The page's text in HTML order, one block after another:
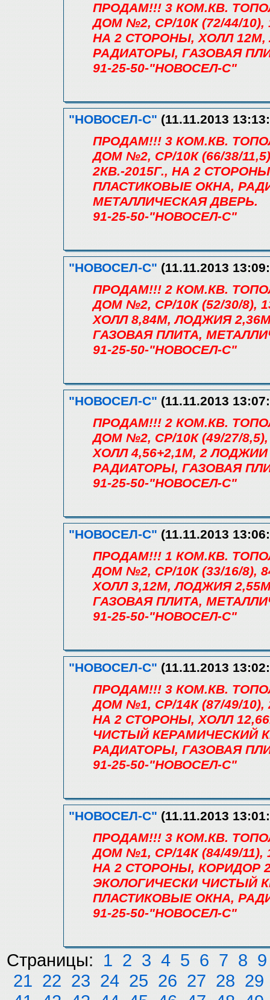
ПРОДАМ!!! 3 КОМ.КВ.
ДОМ №2, СР/10К (72/44/10),
НА 2 СТОРОНЫ, ХОЛЛ
РАДИАТОРЫ, ГАЗОВАЯ
91-25-50-"НОВОСЕЛ-С"
"НОВОСЕЛ-С" (11.11.2013
ПРОДАМ!!! 3 КОМ.КВ.
ДОМ №2, СР/10К (66/38/
2КВ.-2015Г., НА 2
ПЛАСТИКОВЫЕ ОКНА,
МЕТАЛЛИЧЕСКАЯ ДВЕРЬ.
91-25-50-"НОВОСЕЛ-С"
"НОВОСЕЛ-С" (11.11.2013
ПРОДАМ!!! 2 КОМ.КВ.
ДОМ №2, СР/10К (52/30/8),
ХОЛЛ 8,84М, ЛОДЖИЯ
ГАЗОВАЯ ПЛИТА,
91-25-50-"НОВОСЕЛ-С"
"НОВОСЕЛ-С" (11.11.2013
ПРОДАМ!!! 2 КОМ.КВ.
ДОМ №2, СР/10К (49/27/
ХОЛЛ 4,56+2,1М, 2
РАДИАТОРЫ, ГАЗОВАЯ
91-25-50-"НОВОСЕЛ-С"
"НОВОСЕЛ-С" (11.11.2013
ПРОДАМ!!! 1 КОМ.КВ.
ДОМ №2, СР/10К (33/16/8),
ХОЛЛ 3,12М, ЛОДЖИЯ
ГАЗОВАЯ ПЛИТА,
91-25-50-"НОВОСЕЛ-С"
"НОВОСЕЛ-С" (11.11.2013
ПРОДАМ!!! 3 КОМ.КВ.
ДОМ №1, СР/14К (87/49/10),
НА 2 СТОРОНЫ, ХОЛЛ
ЧИСТЫЙ КЕРАМИЧЕСКИЙ
РАДИАТОРЫ, ГАЗОВАЯ
91-25-50-"НОВОСЕЛ-С"
"НОВОСЕЛ-С" (11.11.2013
ПРОДАМ!!! 3 КОМ.КВ.
ДОМ №1, СР/14К (84/49/11),
НА 2 СТОРОНЫ, КОРИДОР
ЭКОЛОГИЧЕСКИ ЧИСТЫЙ
ПЛАСТИКОВЫЕ ОКНА,
91-25-50-"НОВОСЕЛ-С"
Страницы: 1 2 3 4 5 6 7 8 9
21 22 23 24 25 26 27 28 29